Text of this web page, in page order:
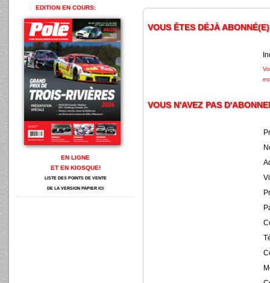
EDITION EN COURS:
EN LIGNE
ET EN KIOSQUE!
LISTE DES POINTS DE VENTE
DE LA VERSION PAPIER ICI
VOUS ÊTES DÉJÀ
VOUS N'AVEZ PAS